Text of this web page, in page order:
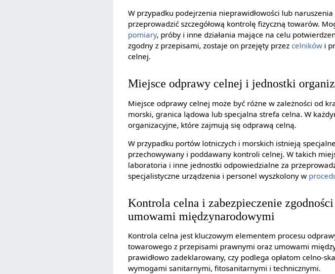
W przypadku podejrzenia nieprawidłowości lub
przeprowadzić szczegółową kontrolę fizyczną towarów.
pomiary, próby i inne działania mające na celu
zgodny z przepisami, zostaje on przejęty przezcelników i
celnej.
Miejsce odprawy celnej i jednostki
Miejsce odprawy celnej może być różne w zależności od
morski, granica lądowa lub specjalna strefa celna. W
organizacyjne, które zajmują się odprawą celną.
W przypadku portów lotniczych i morskich istnieją
przechowywany i poddawany kontroli celnej. W takich
laboratoria i inne jednostki odpowiedzialne za
specjalistyczne urządzenia i personel wyszkolony w
Kontrola celna i zabezpieczenie
umowami międzynarodowymi
Kontrola celna jest kluczowym elementem procesu
towarowego z przepisami prawnymi oraz umowami
prawidłowo zadeklarowany, czy podlega opłatom celno-
wymogami sanitarnymi, fitosanitarnymi i technicznymi.